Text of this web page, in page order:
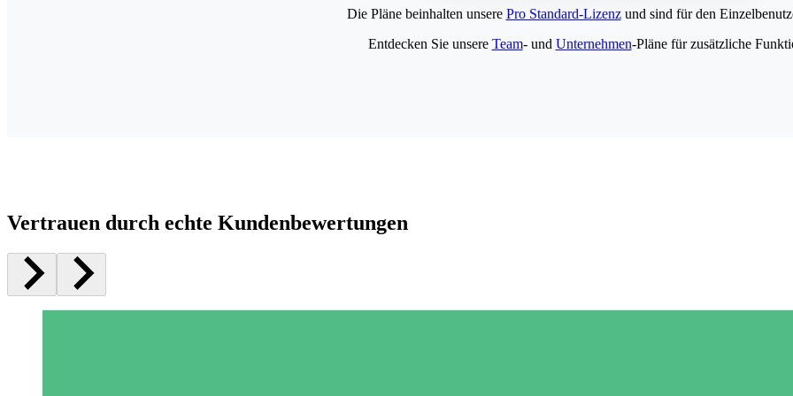
Die Pläne beinhalten unsere Pro Standard-Lizenzund sind für den
Entdecken Sie unsere Team- und Unternehmen-Pläne für zusätzliche
Vertrauen durch echte Kundenbewertungen